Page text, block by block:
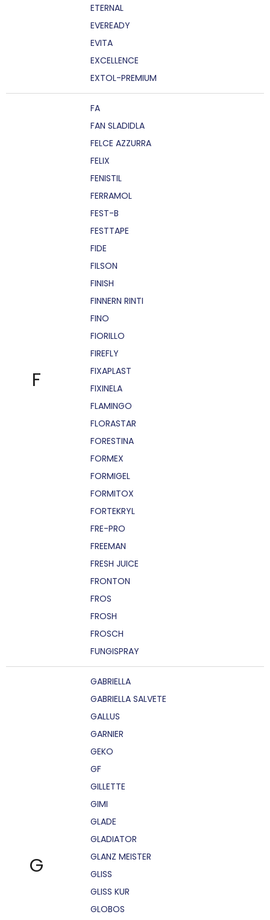
ETERNAL
EVEREADY
EVITA
EXCELLENCE
EXTOL-PREMIUM
F
FA
FAN SLADIDLA
FELCE AZZURRA
FELIX
FENISTIL
FERRAMOL
FEST-B
FESTTAPE
FIDE
FILSON
FINISH
FINNERN RINTI
FINO
FIORILLO
FIREFLY
FIXAPLAST
FIXINELA
FLAMINGO
FLORASTAR
FORESTINA
FORMEX
FORMIGEL
FORMITOX
FORTEKRYL
FRE-PRO
FREEMAN
FRESH JUICE
FRONTON
FROS
FROSH
FROSCH
FUNGISPRAY
G
GABRIELLA
GABRIELLA SALVETE
GALLUS
GARNIER
GEKO
GF
GILLETTE
GIMI
GLADE
GLADIATOR
GLANZ MEISTER
GLISS
GLISS KUR
GLOBOS